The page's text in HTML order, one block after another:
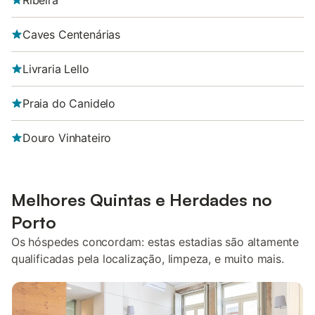
Caves Centenárias
Livraria Lello
Praia do Canidelo
Douro Vinhateiro
Melhores Quintas e Herdades no
Porto
Os hóspedes concordam: estas estadias são altamente
qualificadas pela localização, limpeza, e muito mais.